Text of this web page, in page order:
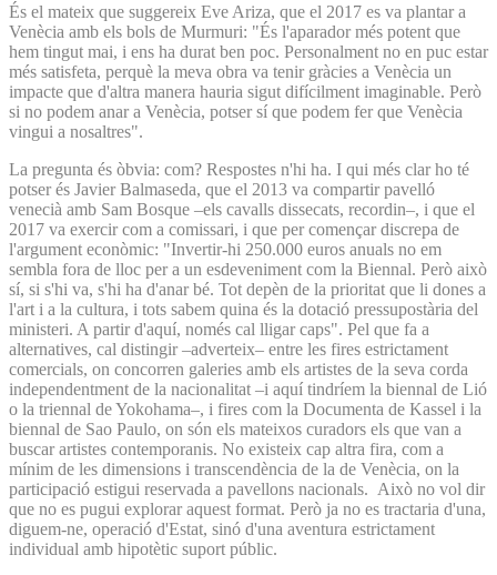
És el mateix que suggereix Eve Ariza, que el 2017 es va plantar a
Venècia amb els bols de Murmuri: "És l'aparador més potent que
hem tingut mai, i ens ha durat ben poc. Personalment no en puc estar
més satisfeta, perquè la meva obra va tenir gràcies a Venècia un
impacte que d'altra manera hauria sigut difícilment imaginable. Però
si no podem anar a Venècia, potser sí que podem fer que Venècia
vingui a nosaltres".
La pregunta és òbvia: com? Respostes n'hi ha. I qui més clar ho té
potser és Javier Balmaseda, que el 2013 va compartir pavelló
venecià amb Sam Bosque –els cavalls dissecats, recordin–, i que el
2017 va exercir com a comissari, i que per començar discrepa de
l'argument econòmic: "Invertir-hi 250.000 euros anuals no em
sembla fora de lloc per a un esdeveniment com la Biennal. Però això
sí, si s'hi va, s'hi ha d'anar bé. Tot depèn de la prioritat que li dones a
l'art i a la cultura, i tots sabem quina és la dotació pressupostària del
ministeri. A partir d'aquí, només cal lligar caps". Pel que fa a
alternatives, cal distingir –adverteix– entre les fires estrictament
comercials, on concorren galeries amb els artistes de la seva corda
independentment de la nacionalitat –i aquí tindríem la biennal de Lió
o la triennal de Yokohama–, i fires com la Documenta de Kassel i la
biennal de Sao Paulo, on són els mateixos curadors els que van a
buscar artistes contemporanis. No existeix cap altra fira, com a
mínim de les dimensions i transcendència de la de Venècia, on la
participació estigui reservada a pavellons nacionals. Això no vol dir
que no es pugui explorar aquest format. Però ja no es tractaria d'una,
diguem-ne, operació d'Estat, sinó d'una aventura estrictament
individual amb hipotètic suport públic.